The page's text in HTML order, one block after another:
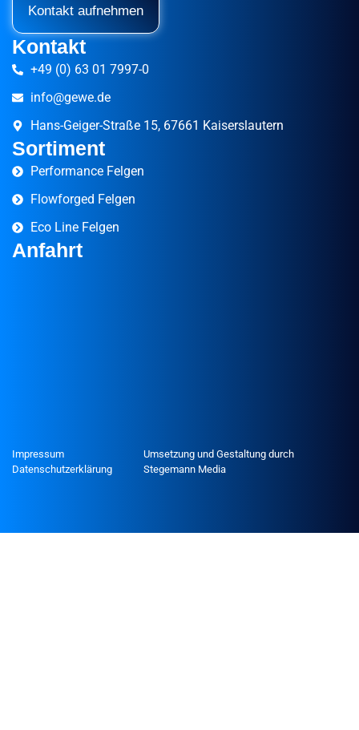
Kontakt aufnehmen
Kontakt
+49 (0) 63 01 7997-0
info@gewe.de
Hans-Geiger-Straße 15, 67661 Kaiserslautern
Sortiment
Performance Felgen
Flowforged Felgen
Eco Line Felgen
Anfahrt
Impressum
Datenschutzerklärung
Umsetzung und Gestaltung durch
Stegemann Media